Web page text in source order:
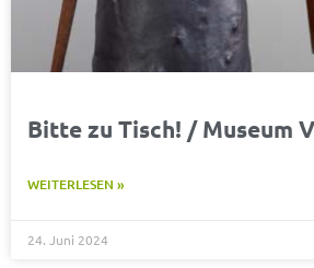
Bitte zu Tisch! / Museum
WEITERLESEN »
24. Juni 2024